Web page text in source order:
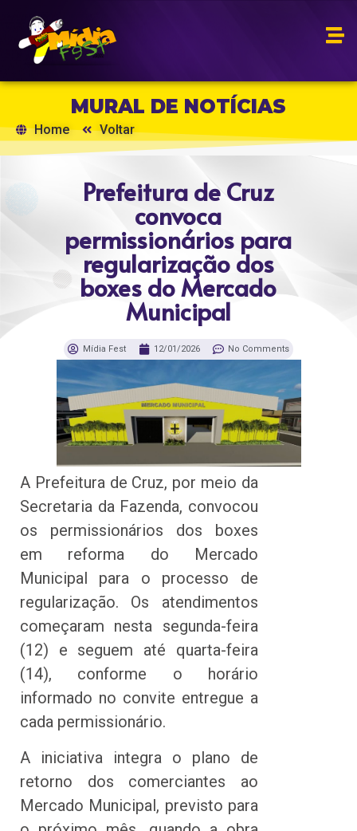
MURAL DE NOTÍCIAS
Home Voltar
Prefeitura de Cruz
convoca
permissionários para
regularização dos
boxes do Mercado
Municipal
Mídia Fest 12/01/2026 No Comments
A Prefeitura de Cruz, por meio da
Secretaria da Fazenda, convocou
os permissionários dos boxes
em reforma do Mercado
Municipal para o processo de
regularização. Os atendimentos
começaram nesta segunda-feira
(12) e seguem até quarta-feira
(14), conforme o horário
informado no convite entregue a
cada permissionário.
A iniciativa integra o plano de
retorno dos comerciantes ao
Mercado Municipal, previsto para